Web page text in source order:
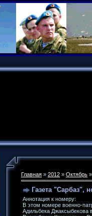
Главная » 2012 » Октябрь »
Газета "Сарбаз",
Аннотация к номеру:
В этом номере военно-
Адильбека Джаксыбекова